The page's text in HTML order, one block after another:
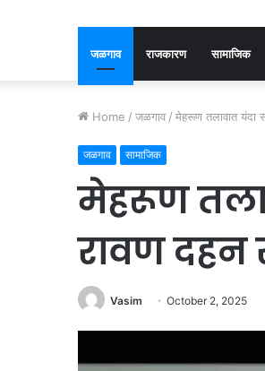
जळगाव राजकारण सामाजिक
Home / जळगाव / मेहरूण तलावात यंदा
जळगाव सामाजिक
मेहरूण
रावण
Vasim October 2, 2025